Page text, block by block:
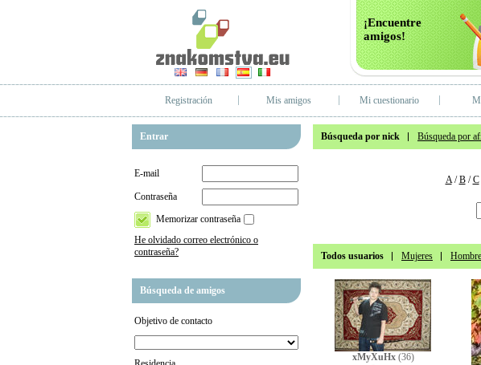
¡Encuentre
amigos!
Registración Mis amigos Mi cuestionario
Entrar
E-mail
Contraseña
Memorizar contraseña
He olvidado correo electrónico o
contraseña?
Búsqueda de amigos
Objetivo de contacto
Búsqueda por nick Búsqueda por
A/B/C
Todos usuarios Mujeres
xMyXuHx(36)